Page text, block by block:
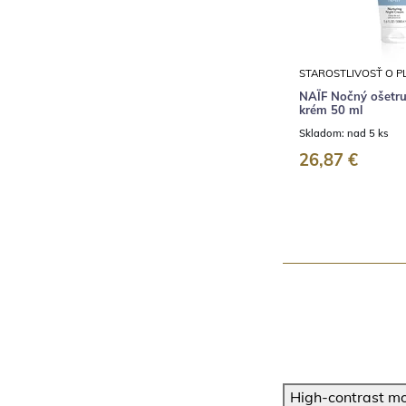
STAROSTLIVOSŤ O
NAÏF Nočný
krém 50 ml
Skladom: nad 5 ks
26,87 €
High-contrast